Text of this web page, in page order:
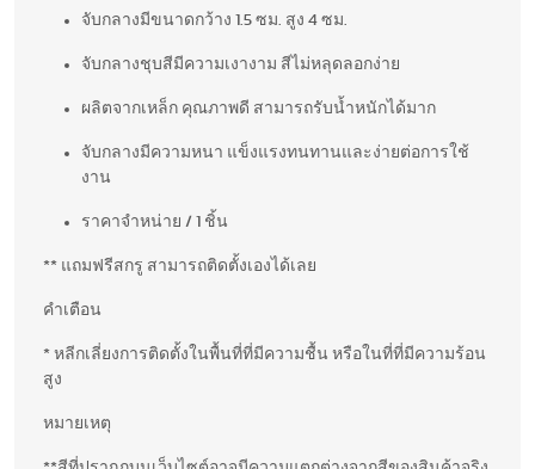
จับกลางมีขนาดกว้าง 1.5 ซม. สูง 4 ซม.
จับกลางชุบสีมีความเงางาม สีไม่หลุดลอกง่าย
ผลิตจากเหล็ก คุณภาพดี สามารถรับน้ำหนักได้มาก
จับกลางมีความหนา แข็งแรงทนทานและง่ายต่อการใช้
งาน
ราคาจำหน่าย / 1 ชิ้น
** แถมฟรีสกรู สามารถติดตั้งเองได้เลย
คำเตือน
* หลีกเลี่ยงการติดตั้งในพื้นที่ที่มีความชื้น หรือในที่ที่มีความร้อน
สูง
หมายเหตุ